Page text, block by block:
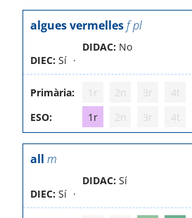
algues vermellesf pl
DIEC: Sí
DIDAC: No
Primària: 1r 2n 3r 4t
ESO:
1r 2n 3r 4t
all m
DIEC: Sí
DIDAC: Sí